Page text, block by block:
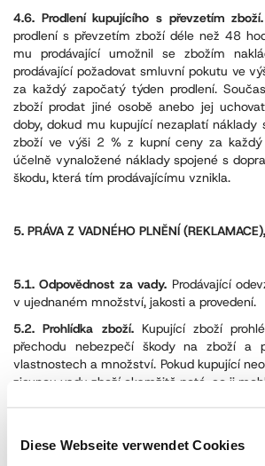
Diese Webseite verwendet Cookies
4.6. Prodlení kupujícího s převzetím zboží.
prodlení s převzetím zboží déle než 48
mu prodávající umožnil se zbožím
prodávající požadovat smluvní pokutu ve
za každý započatý týden prodlení.
zboží prodat jiné osobě anebo jej
doby, dokud mu kupující nezaplatí náklady
zboží ve výši 2 % z kupní ceny za
účelně vynaložené náklady spojené s
škodu, která tím prodávajícímu vznikla.
5. PRÁVA Z VADNÉHO PLNĚNÍ
5.1. Odpovědnost za vady. Prodávající
v ujednaném množství, jakosti a provedení.
5.2. Prohlídka zboží. Kupující zboží
přechodu nebezpečí škody na zboží a
vlastnostech a množství. Pokud kupující
zjevnou vadu zboží okamžitě poté, co ji
prodávajícímu vadu bezodkladně poté, co